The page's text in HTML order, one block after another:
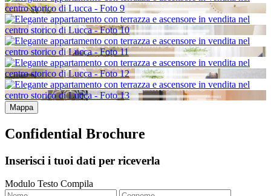
Mappa
Confidential Brochure
Inserisci i tuoi dati per riceverla
Modulo Testo Compila